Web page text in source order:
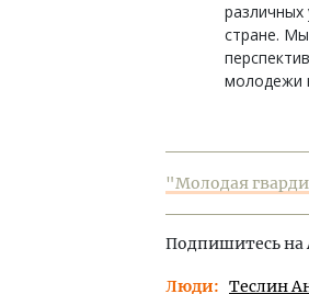
различных
стране.
молодежи
"Молодая
Подпишитесь на
Люди Теслин